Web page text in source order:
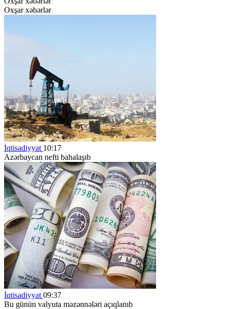
Oxşar xəbərlər
İqtisadiyyat 10:17
Azərbaycan nefti bahalaşıb
İqtisadiyyat 09:37
Bu günün valyuta məzənnələri açıqlanıb